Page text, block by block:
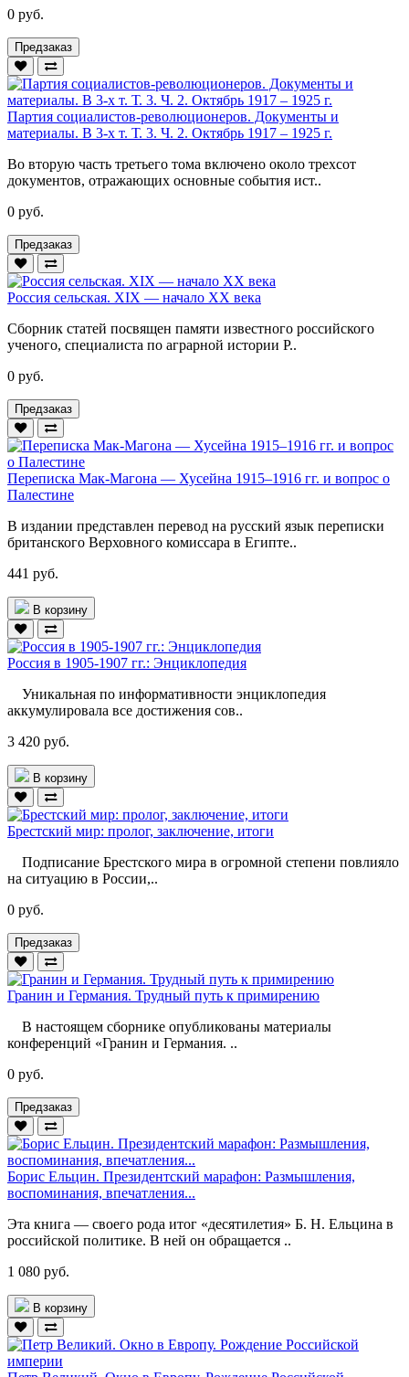
0 руб.
Предзаказ
Партия социалистов-революционеров. Документы и
материалы. В 3-х т. Т. 3. Ч. 2. Октябрь 1917 – 1925 г.
Во вторую часть третьего тома включено около трехсот
документов, отражающих основные события ист..
0 руб.
Предзаказ
Россия сельская. XIX — начало XX века
Сборник статей посвящен памяти известного российского
ученого, специалиста по аграрной истории Р..
0 руб.
Предзаказ
Переписка Мак-Магона — Хусейна 1915–1916 гг. и вопрос о
Палестине
В издании представлен перевод на русский язык переписки
британского Верховного комиссара в Египте..
441 руб.
В корзину
Россия в 1905-1907 гг.: Энциклопедия
Уникальная по информативности энциклопедия
аккумулировала все достижения сов..
3 420 руб.
В корзину
Брестский мир: пролог, заключение, итоги
Подписание Брестского мира в огромной степени повлияло
на ситуацию в России,..
0 руб.
Предзаказ
Гранин и Германия. Трудный путь к примирению
В настоящем сборнике опубликованы материалы
конференций «Гранин и Германия. ..
0 руб.
Предзаказ
Борис Ельцин. Президентский марафон: Размышления,
воспоминания, впечатления...
Эта книга — своего рода итог «десятилетия» Б. Н. Ельцина в
российской политике. В ней он обращается ..
1 080 руб.
В корзину